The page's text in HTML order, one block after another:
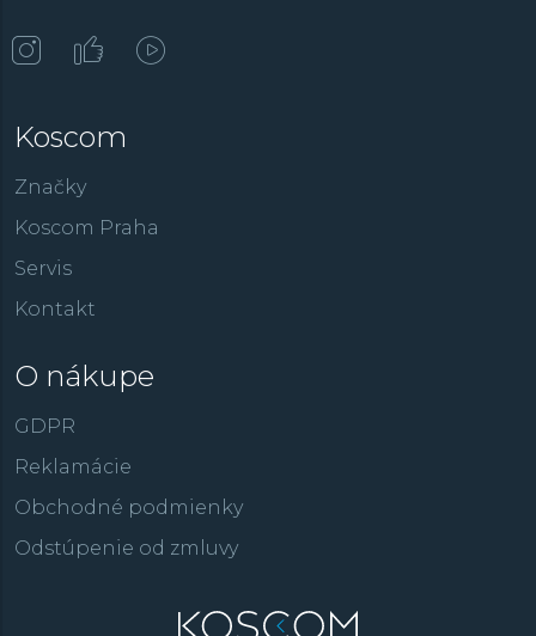
Koscom
Značky
Koscom Praha
Servis
Kontakt
O nákupe
GDPR
Reklamácie
Obchodné podmienky
Odstúpenie od zmluvy